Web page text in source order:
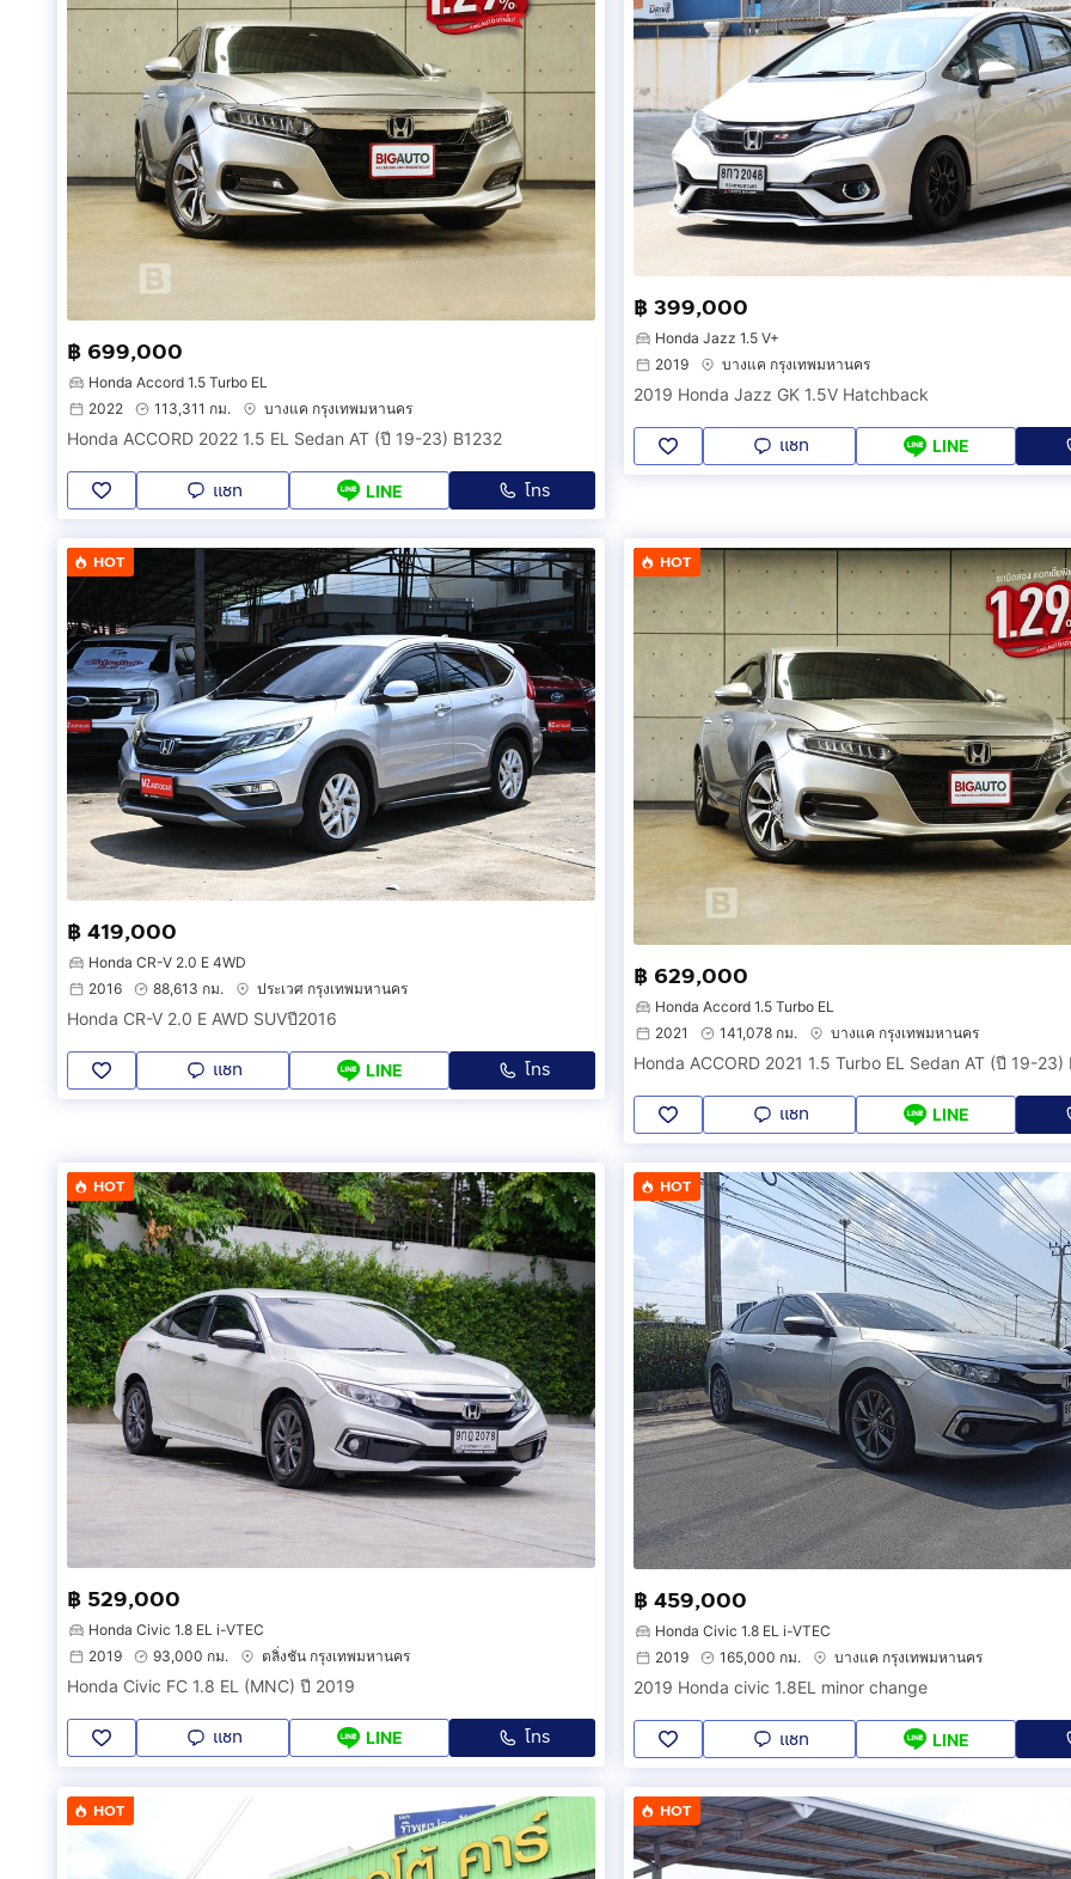
฿ 699,000
Honda Accord 1.5 Turbo EL
2022
113,311 กม. บางแค กรุงเทพมหานคร
Honda ACCORD 2022 1.5 EL Sedan AT (ปี 19-23) B1232
แชท LINE โทร
฿ 399,000
Honda Jazz 1.5 V+
2019
บางแค กรุงเทพมหานคร
2019 Honda Jazz GK 1.5V Hatchback
แชท LINE
HOT
฿ 419,000
Honda CR-V 2.0 E 4WD
2016
88,613 กม. ประเวศ กรุงเทพมหานคร
Honda CR-V 2.0 E AWD SUVปี2016
แชท LINE โทร
HOT
฿ 629,000
Honda Accord 1.5 Turbo EL
2021
141,078 กม. บางแค กรุงเทพมหานคร
Honda ACCORD 2021 1.5 Turbo EL Sedan AT (ปี 19-23)
แชท LINE
HOT
฿ 529,000
Honda Civic 1.8 EL i-VTEC
2019
93,000 กม. ตลิ่งชัน กรุงเทพมหานคร
Honda Civic FC 1.8 EL (MNC) ปี 2019
แชท LINE โทร
HOT
฿ 459,000
Honda Civic 1.8 EL i-VTEC
2019
165,000 กม. บางแค กรุงเทพมหานคร
2019 Honda civic 1.8EL minor change
แชท LINE
HOT HOT